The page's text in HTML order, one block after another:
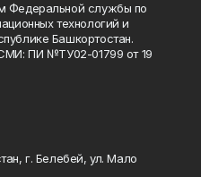
Федеральной службы по
технологий и
Башкортостан.
ПИ №ТУ02-01799 от 19
г. Белебей, ул. Мало